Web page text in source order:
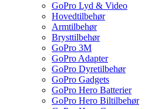
GoPro Lyd & Video
Hovedtilbehør
Armtilbehør
Brysttilbehør
GoPro 3M
GoPro Adapter
GoPro Dyretilbehør
GoPro Gadgets
GoPro Hero Batterier
GoPro Hero Biltilbehør